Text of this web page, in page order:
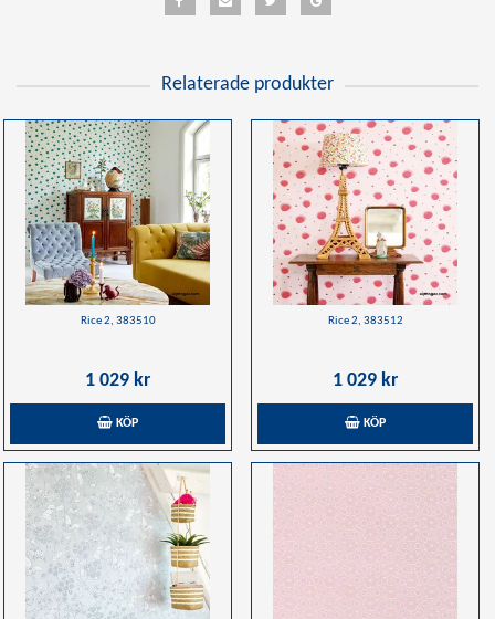
Relaterade produkter
Rice 2, 383510
1 029 kr
KÖP
Rice 2, 383512
1 029 kr
KÖP